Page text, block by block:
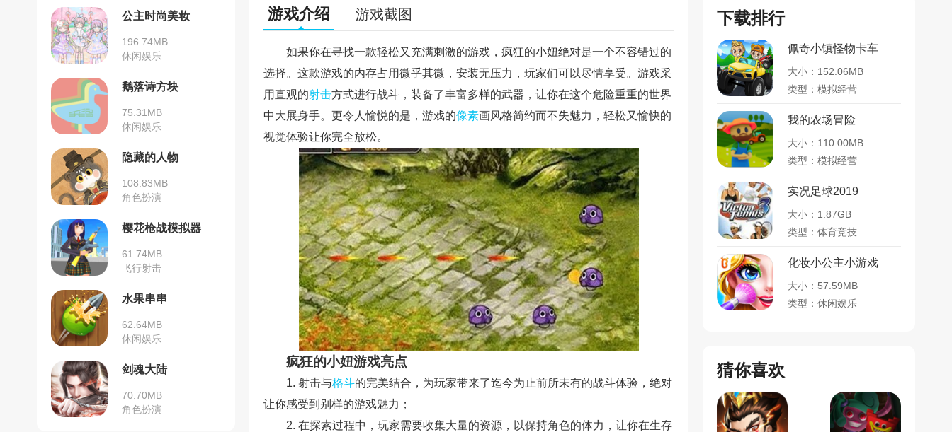
公主时尚美妆
196.74MB
休闲娱乐
鹅落诗方块
75.31MB
休闲娱乐
隐藏的人物
108.83MB
角色扮演
樱花枪战模拟器
61.74MB
飞行射击
水果串串
62.64MB
休闲娱乐
剑魂大陆
70.70MB
角色扮演
游戏介绍 游戏截图
如果你在寻找一款轻松又充满刺激的游戏，疯狂的小妞绝对是一个不容错过的
选择。这款游戏的内存占用微乎其微，安装无压力，玩家们可以尽情享受。游戏采
用直观的射击方式进行战斗，装备了丰富多样的武器，让你在这个危险重重的世界
中大展身手。更令人愉悦的是，游戏的像素画风格简约而不失魅力，轻松又愉快的
视觉体验让你完全放松。
疯狂的小妞游戏亮点
1. 射击与格斗的完美结合，为玩家带来了迄今为止前所未有的战斗体验，绝对
让你感受到别样的游戏魅力；
2. 在探索过程中，玩家需要收集大量的资源，以保持角色的体力，让你在生存
下载排行
佩奇小镇怪物卡车
大小：152.06MB
类型：模拟经营
我的农场冒险
大小：110.00MB
类型：模拟经营
实况足球2019
大小：1.87GB
类型：体育竞技
化妆小公主小游戏
大小：57.59MB
类型：休闲娱乐
猜你喜欢